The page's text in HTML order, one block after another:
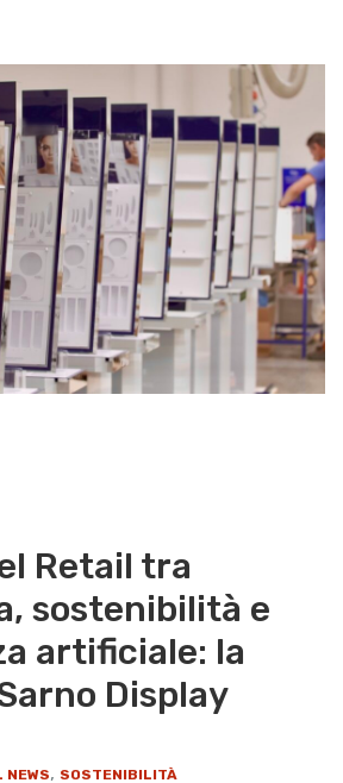
Retail tra
sostenibilità e
artificiale: la
Display
NEWS, SOSTENIBILITÀ